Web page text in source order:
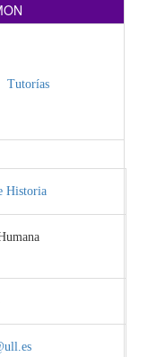
Tutorías
Historia